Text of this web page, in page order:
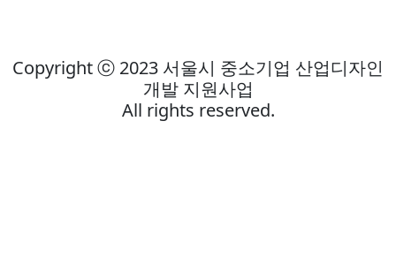
Copyright ⓒ 2023 서울시 중소기업 산업디자인
개발 지원사업
All rights reserved.